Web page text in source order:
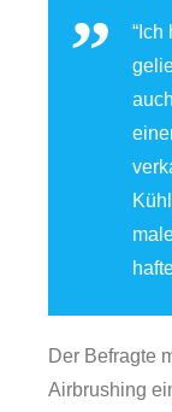
“Ich
Der Befragte
Airbrushing